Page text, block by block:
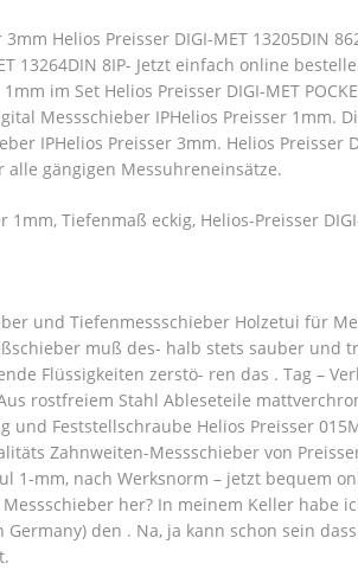
Helios Preisser DIGI-MET 13205DIN
13264DIN 8IP- Jetzt einfach online
im Set Helios Preisser DIGI-MET
Messschieber IPHelios Preisser 1mm.
IPHelios Preisser 3mm. Helios Preisser
gängigen Messuhreneinsätze.
1mm, Tiefenmaß eckig, Helios-Preisser
und Tiefenmessschieber Holzetui für
muß des- halb stets sauber und
Flüssigkeiten zerstö- ren das . Tag –
rostfreiem Stahl Ableseteile
und Feststellschraube Helios Preisser
Zahnweiten-Messschieber von
1-mm, nach Werksnorm – jetzt bequem
her? In meinem Keller habe
Germany) den . Na, ja kann schon sein